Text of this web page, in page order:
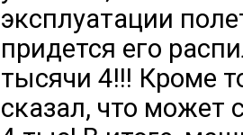
эксплуатации
придется его
тысячи 4!!! Кроме
сказал, что может